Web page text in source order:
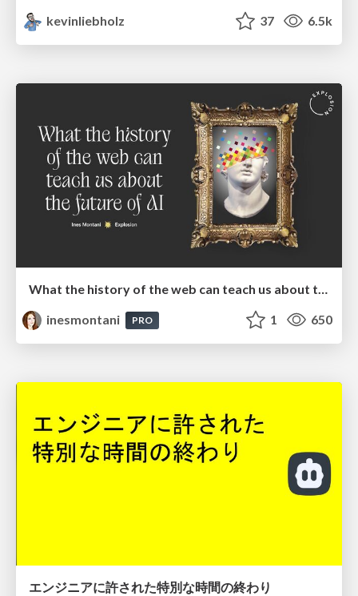
kevinliebholz
37 6.5k
What the history of the web can teach us about the future of AI
inesmontani
PRO 1 650
エンジニアに許された特別な時間の終わり